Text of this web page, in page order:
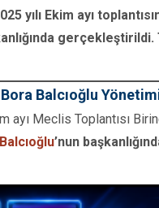
yılı Ekim ayı
Balcıoğlu
ayı Meclis Toplantısı
’nun